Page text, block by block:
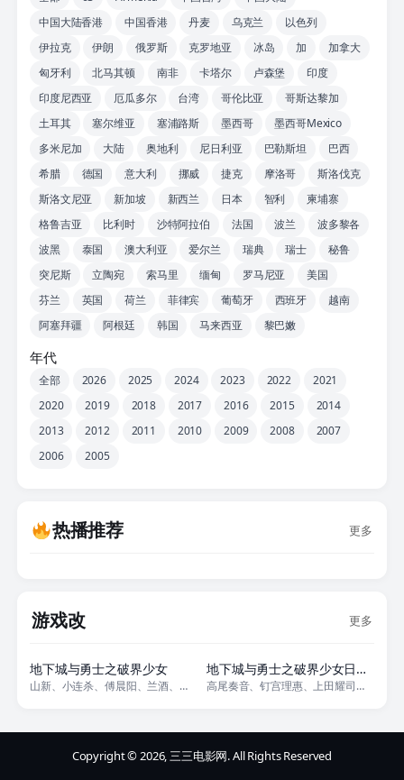
中国大陆香港
中国香港 丹麦 乌克兰
以色列
伊拉克
伊朗 俄罗斯 克罗地亚 冰岛 加
加拿大
匈牙利
北马其顿 南非 卡塔尔 卢森堡
印度
印度尼西亚
厄瓜多尔 台湾 哥伦比亚
哥斯达黎加
土耳其
塞尔维亚 塞浦路斯 墨西哥
墨西哥Mexico
多米尼加
大陆 奥地利 尼日利亚 巴勒斯坦
巴西
希腊
德国 意大利 挪威 捷克 摩洛哥
斯洛伐克
斯洛文尼亚
新加坡 新西兰 日本 智利
柬埔寨
格鲁吉亚
比利时 沙特阿拉伯 法国 波兰
波多黎各
波黑
泰国 澳大利亚 爱尔兰 瑞典 瑞士
秘鲁
突尼斯
立陶宛 索马里 缅甸 罗马尼亚
美国
芬兰
英国 荷兰 菲律宾 葡萄牙 西班牙
越南
阿塞拜疆
阿根廷 韩国 马来西亚 黎巴嫩
年代
全部 2026 2025 2024 2023 2022
2021
2020
2019 2018 2017 2016 2015
2014
2013
2012 2011 2010 2009 2008
2007
2006
2005
热播推荐 更多
游戏改 更多
地下城与勇士之破界少女
山新、小连杀、傅晨阳、兰酒、乔菲菲、赵双、黎筱濛
地下城与勇士之破界少女日语版
高尾奏音、钉宫理惠、上田耀司、三瓶由布子、小市真琴、小清水亚美、渡边明乃
Copyright © 2026, 三三电影网. All Rights Reserved